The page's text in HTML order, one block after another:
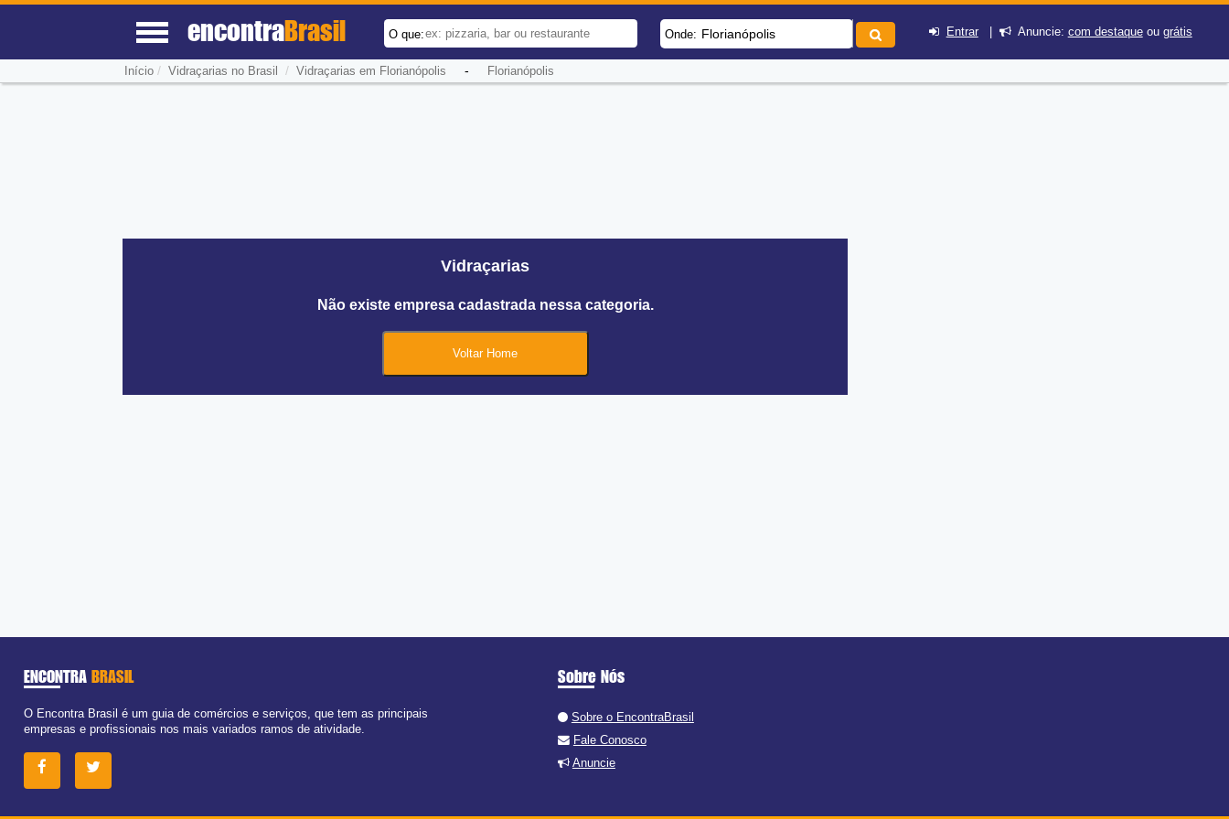
encontraBrasil O que: Onde: Florianópolis Entrar| Anuncie: com destaqueou grátis
Início/ Vidraçarias no Brasil / Vidraçarias em Florianópolis - Florianópolis
Vidraçarias
Não existe empresa cadastrada nessa categoria.
ENCONTRA BRASIL
O Encontra Brasil é um guia de comércios e serviços, que tem as principais
empresas e profissionais nos mais variados ramos de atividade.
Sobre Nós
Sobre o EncontraBrasil
Fale Conosco
Anuncie